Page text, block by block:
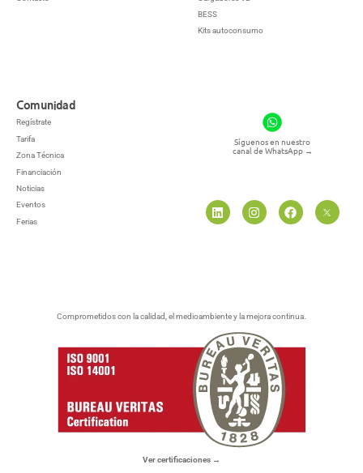
BESS
Kits autoconsumo
Comunidad
Regístrate
Tarifa
Zona Técnica
Financiación
Noticias
Eventos
Ferias
Síguenos en nuestro
canal de WhatsApp →
Comprometidos con la calidad, el medioambiente y la mejora continua.
Ver certificaciones →